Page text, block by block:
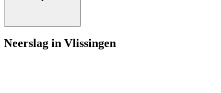
Neerslag in Vlissingen